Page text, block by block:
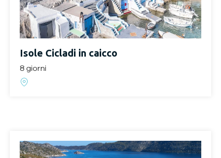
Isole Cicladi in caicco
8 giorni